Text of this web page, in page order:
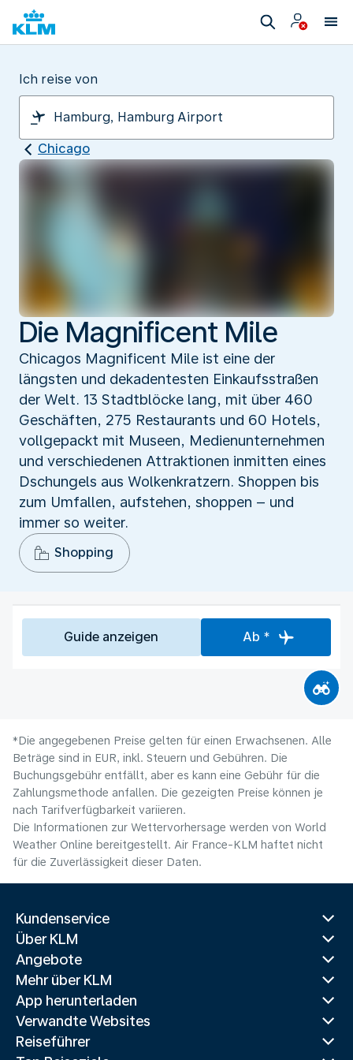
Ich reise von
Chicago
Die Magnificent Mile
Chicagos Magnificent Mile ist eine der
längsten und dekadentesten Einkaufsstraßen
der Welt. 13 Stadtblöcke lang, mit über 460
Geschäften, 275 Restaurants und 60 Hotels,
vollgepackt mit Museen, Medienunternehmen
und verschiedenen Attraktionen inmitten eines
Dschungels aus Wolkenkratzern. Shoppen bis
zum Umfallen, aufstehen, shoppen – und
immer so weiter.
Shopping
Guide anzeigen Ab *
*Die angegebenen Preise gelten für einen Erwachsenen. Alle
Beträge sind in EUR, inkl. Steuern und Gebühren. Die
Buchungsgebühr entfällt, aber es kann eine Gebühr für die
Zahlungsmethode anfallen. Die gezeigten Preise können je
nach Tarifverfügbarkeit variieren.
Die Informationen zur Wettervorhersage werden von World
Weather Online bereitgestellt. Air France-KLM haftet nicht
für die Zuverlässigkeit dieser Daten.
Kundenservice
Über KLM
Angebote
Mehr über KLM
App herunterladen
Verwandte Websites
Reiseführer